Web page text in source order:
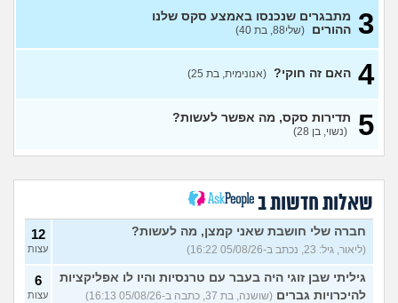
עשיתי את זה בפעם הראשונה
עם בן מהשכבה… ועכשיו אני
מתה מפחד שהוא יספר לכולם
עצות
מפנטז על חבר טוב שלי
(רוויטל, בת 24)
14
עצות
בנות,אתן הייתן "מסדרות" את
אח שלכם במצב כזה?
(לוחם שקרוב ל'חרור, בן 21)
3 מתבגרים שנכנסו באמצע סקס שלנו
ההורים (שלי88, בת 40)
4 האם זה חוקי? (אנונימית, בת 25)
5 תדירות סקס, מה אפשר לעשות?
(נשוי, בן 28)
שאלות חדשות ב
חברה שלי חושבת שאני קמצן, מה לעשות?
(ליאור, גיל: 23, נכתב ב-05/08/26 16:22)
12
עצות
גיליתי שבן זוגי היה בעבר עם טרנסיות והיו לו אפליקציות
להיכרויות גברים (שושנה, בת 37, כתבה ב-05/08/26 16:13)
6
עצות